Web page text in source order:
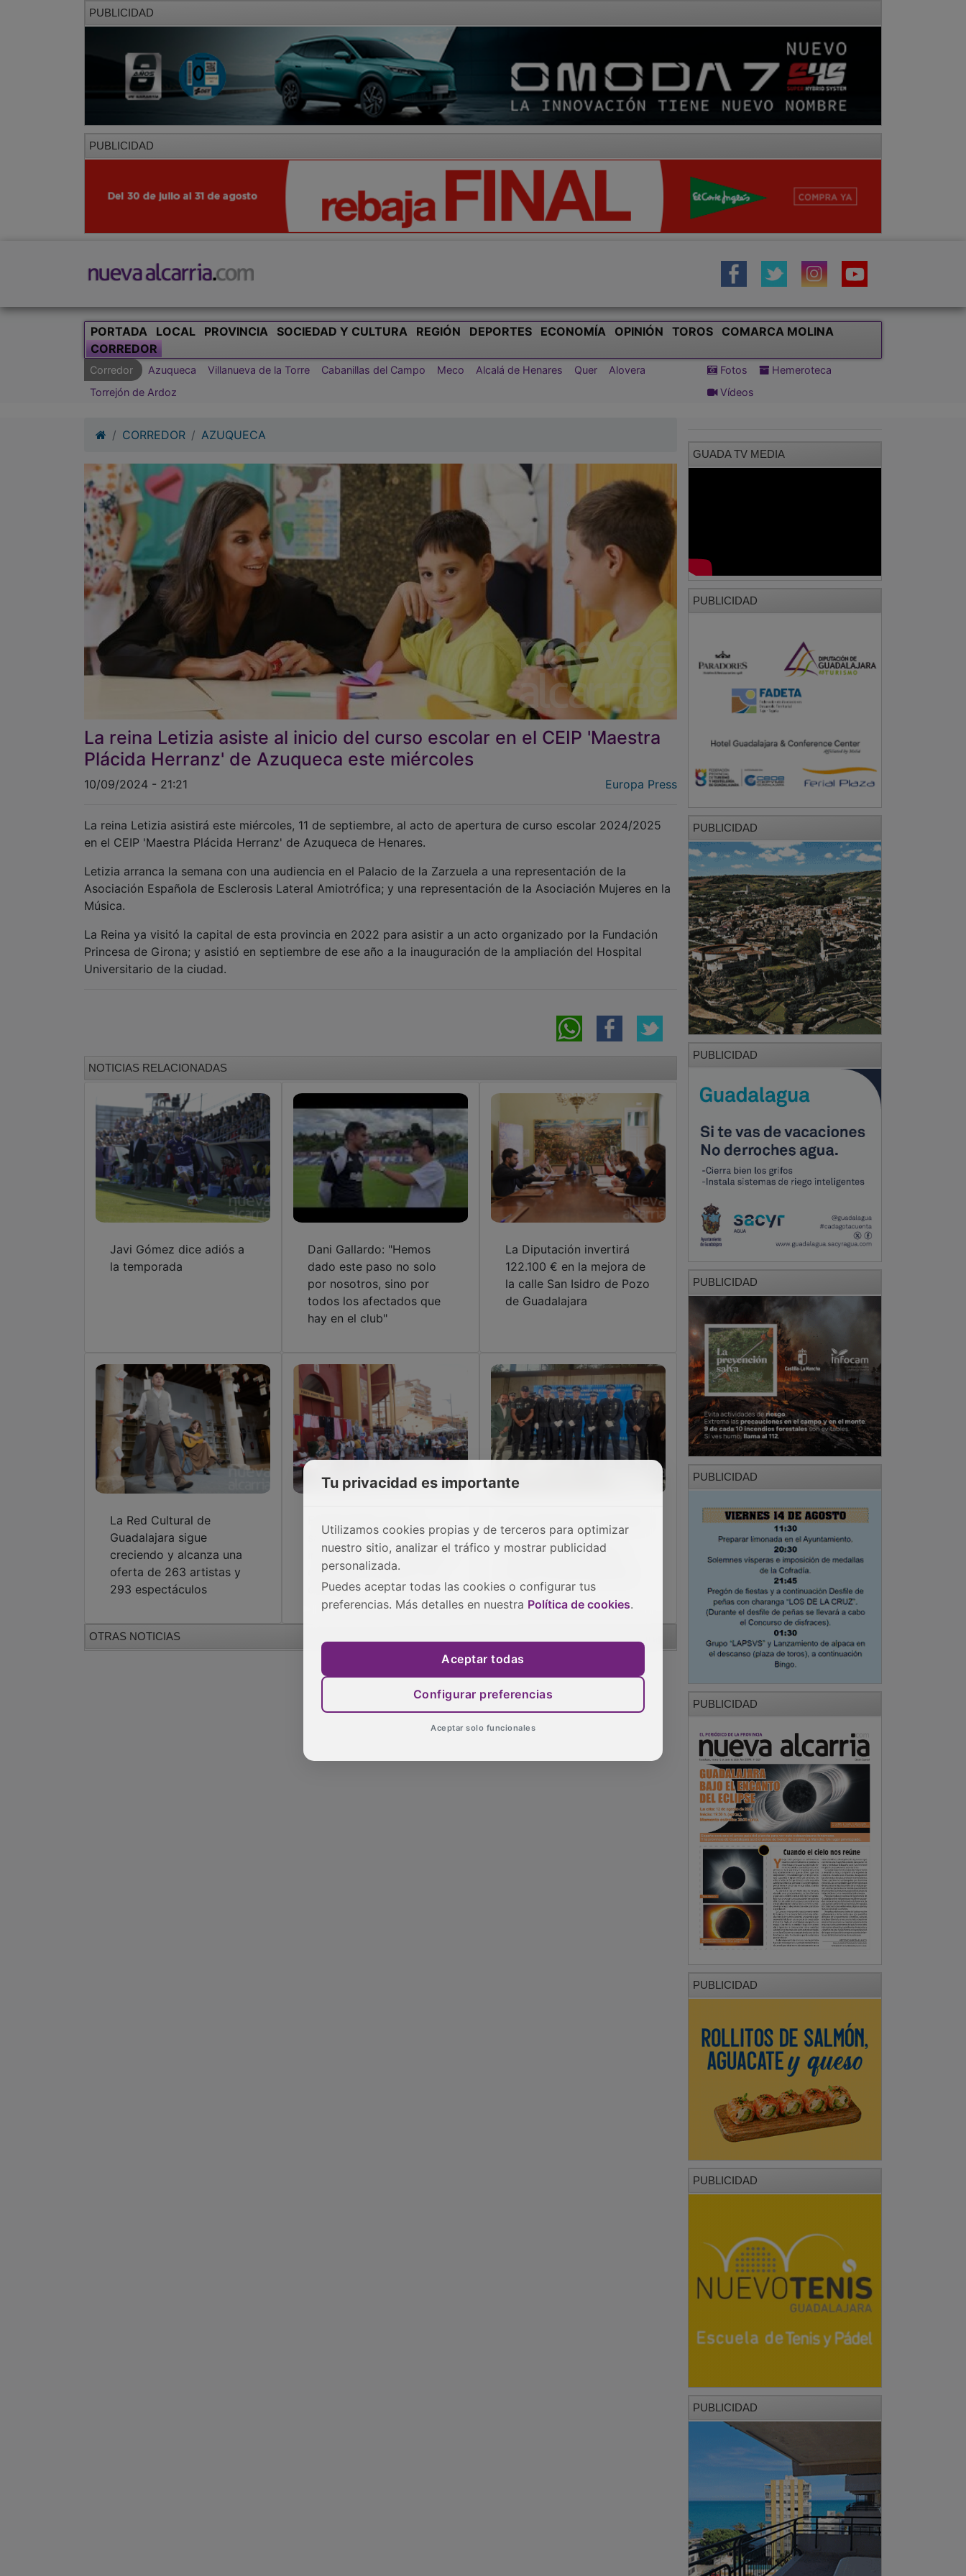
PUBLICIDAD
PUBLICIDAD
PORTADA LOCAL PROVINCIA SOCIEDAD Y CULTURA REGIÓN DEPORTES ECONOMÍA OPINIÓN TOROS
COMARCA MOLINA
CORREDOR
Corredor Azuqueca Villanueva de la Torre Cabanillas del Campo Meco Alcalá de Henares Quer
Alovera
Torrejón de Ardoz
Fotos
Hemeroteca
Vídeos
CORREDOR AZUQUECA
La reina Letizia asiste al inicio del curso escolar en el CEIP 'Maestra
Plácida Herranz' de Azuqueca este miércoles
10/09/2024 - 21:21 Europa Press
La reina Letizia asistirá este miércoles, 11 de septiembre, al acto de apertura de curso escolar 2024/2025
en el CEIP 'Maestra Plácida Herranz' de Azuqueca de Henares.
Letizia arranca la semana con una audiencia en el Palacio de la Zarzuela a una representación de la
Asociación Española de Esclerosis Lateral Amiotrófica; y una representación de la Asociación Mujeres en la
Música.
La Reina ya visitó la capital de esta provincia en 2022 para asistir a un acto organizado por la Fundación
Princesa de Girona; y asistió en septiembre de ese año a la inauguración de la ampliación del Hospital
Universitario de la ciudad.
NOTICIAS RELACIONADAS
Javi Gómez dice adiós a
la temporada
Dani Gallardo: "Hemos
dado este paso no solo
por nosotros, sino por
todos los afectados que
hay en el club"
La Diputación invertirá
122.100 € en la mejora de
la calle San Isidro de Pozo
de Guadalajara
La Red Cultural de
Guadalajara sigue
creciendo y alcanza una
oferta de 263 artistas y
293 espectáculos
sábados se traslada a las
inmediaciones de la Plaza
de Toros los días 9 y 16
de mayo
Local de Azuqueca
reciben la medalla de
OTRAS NOTICIAS
GUADA TV MEDIA
PUBLICIDAD
PUBLICIDAD
PUBLICIDAD
PUBLICIDAD
PUBLICIDAD
PUBLICIDAD
PUBLICIDAD
PUBLICIDAD
PUBLICIDAD
Tu privacidad es importante
Utilizamos cookies propias y de terceros para optimizar
nuestro sitio, analizar el tráfico y mostrar publicidad
personalizada.
Puedes aceptar todas las cookies o configurar tus
preferencias. Más detalles en nuestra Política de cookies.
Aceptar todas
Configurar preferencias
Aceptar solo funcionales